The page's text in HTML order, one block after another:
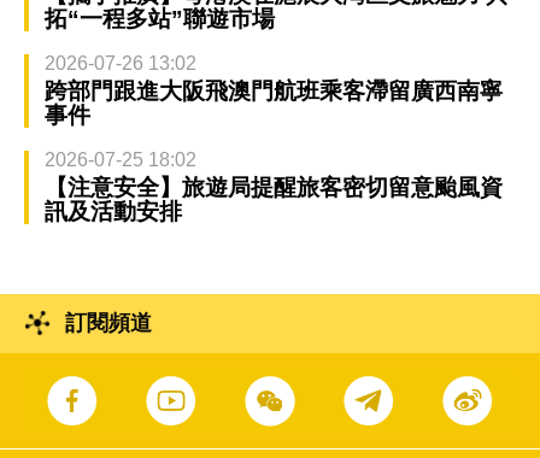
拓“一程多站”聯遊市場
2026-07-26 13:02
跨部門跟進大阪飛澳門航班乘客滯留廣西南寧
事件
2026-07-25 18:02
【注意安全】旅遊局提醒旅客密切留意颱風資
訊及活動安排
訂閱頻道